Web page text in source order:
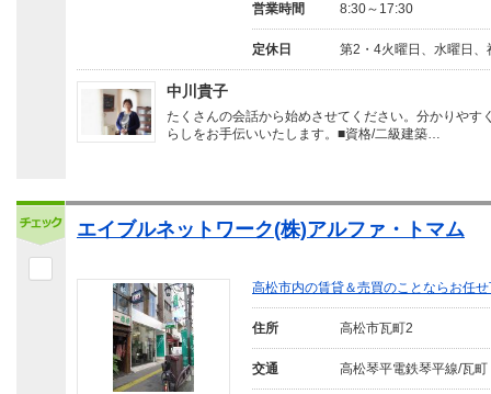
営業時間 8:30～17:30
定休日 第2・4火曜日、水曜日、
中川貴子
たくさんの会話から始めさせてください。分かりやす
らしをお手伝いいたします。■資格/二級建築…
エイブルネットワーク(株)アルファ・トマム
高松市内の賃貸＆売買のことならお任
住所 高松市瓦町2
交通 高松琴平電鉄琴平線/瓦